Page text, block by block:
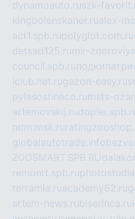
dynamoauto.ruszk-
kingbolenskaner.rualex-
act1.spb.rupolyglot.com.ru
detsad125.ru mir-
council.spb.ru
iclub.net.rugazon-easy.ru
pylesostineco.ru msts-
artemovskij.ru
ndm.msk.ru
globalautotrade.info
ZOOSMART.SPB.RU
remontt.spb.ru
terramia.ruacademy62.ru
artem-news.rubiserinca.ru